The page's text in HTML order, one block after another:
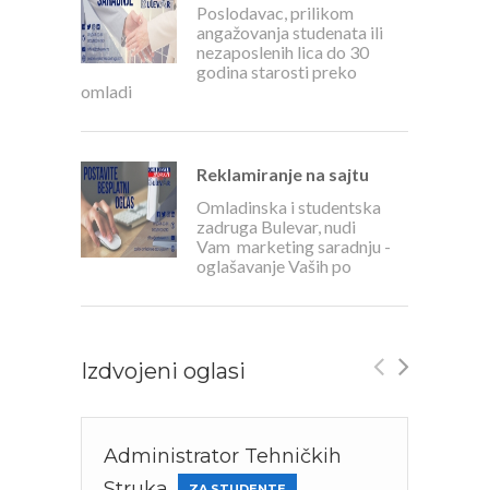
Poslodavac, prilikom
angažovanja studenata ili
nezaposlenih lica do 30
godina starosti preko
omladi
Reklamiranje na sajtu
Omladinska i studentska
zadruga Bulevar, nudi
Vam marketing saradnju -
oglašavanje Vaših po
Izdvojeni oglasi
Administrator Tehničkih